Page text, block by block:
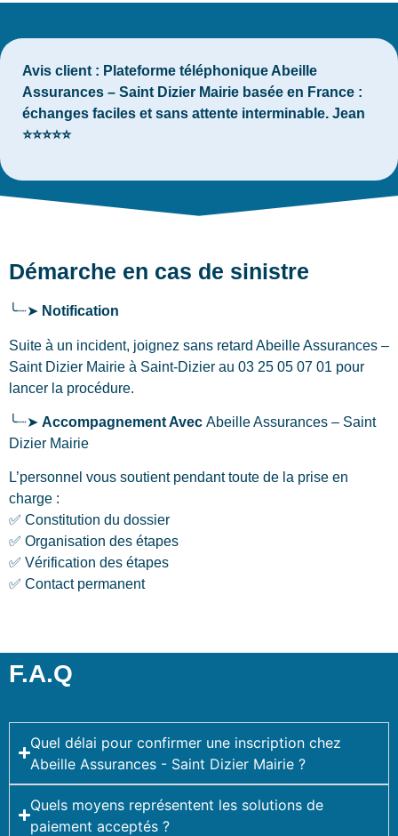
Avis client : Plateforme téléphonique Abeille
Assurances – Saint Dizier Mairie basée en France :
échanges faciles et sans attente interminable. Jean
⭐⭐⭐⭐⭐
Démarche en cas de sinistre
╰┈➤ Notification
Suite à un incident, joignez sans retard Abeille Assurances –
Saint Dizier Mairie à Saint-Dizier au 03 25 05 07 01 pour
lancer la procédure.
╰┈➤ Accompagnement Avec Abeille Assurances – Saint
Dizier Mairie
L’personnel vous soutient pendant toute de la prise en
charge :
✅ Constitution du dossier
✅ Organisation des étapes
✅ Vérification des étapes
✅ Contact permanent
F.A.Q
Quel délai pour confirmer une inscription chez
Abeille Assurances - Saint Dizier Mairie ?
Quels moyens représentent les solutions de
paiement acceptés ?